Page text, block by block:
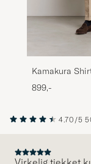
Kamakura
Oxford Button
Blue
899,-
4.70/5